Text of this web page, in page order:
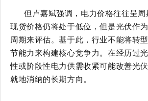
但卢嘉斌强调，电力价格往往呈
现货价格仍将处于低位，但是光伏作
周期来评估。基于此，行业不能将转
节能力来构建核心竞争力。在经历过
性或阶段性电力供需收紧可能改善光
就地消纳的长期方向。